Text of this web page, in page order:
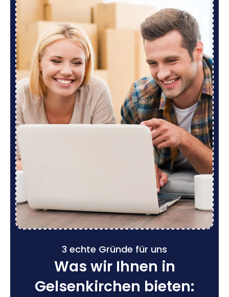
3 echte Gründe für uns
Was wir Ihnen in
Gelsenkirchen bieten: